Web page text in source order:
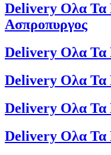
Delivery Ολα Τα
Ασπροπυργος
Delivery Ολα Τα
Delivery Ολα Τα
Delivery Ολα Τα
Delivery Ολα Τα